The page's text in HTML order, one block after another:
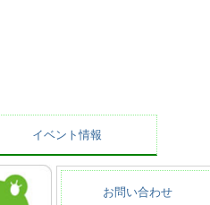
イベント情報
お問い合わせ